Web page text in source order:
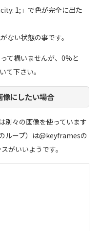
1;」で色が完全に出た
ない状態の事です。
て構いませんが、0%と
て下さい。
にしたい場合
別々の画像を使っています
ループ）は@keyframesの
がいいようです。